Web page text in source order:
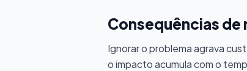
Consequências de
Ignorar o problema agrava
o impacto acumula com o